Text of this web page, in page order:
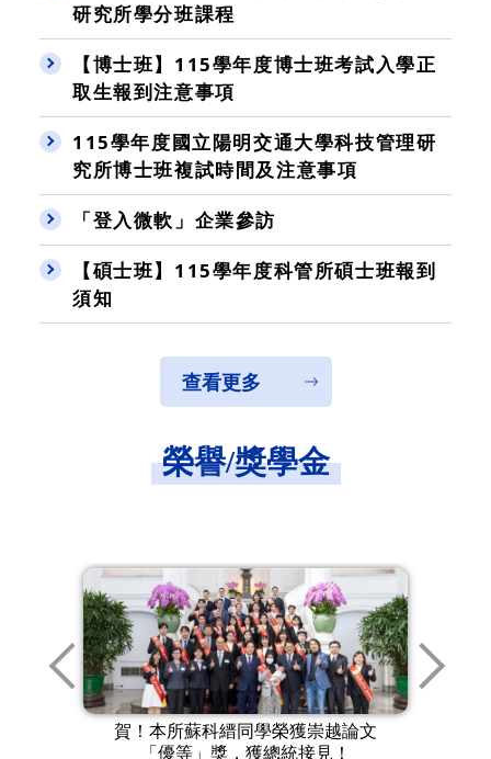
研究所學分班課程
【博士班】115學年度博士班考試入學正
取生報到注意事項
115學年度國立陽明交通大學科技管理研
究所博士班複試時間及注意事項
「登入微軟」企業參訪
【碩士班】115學年度科管所碩士班報到
須知
查看更多
榮譽/獎學金
賀！本所蘇科縉同學榮獲崇越論文
「優等」獎，獲總統接見！